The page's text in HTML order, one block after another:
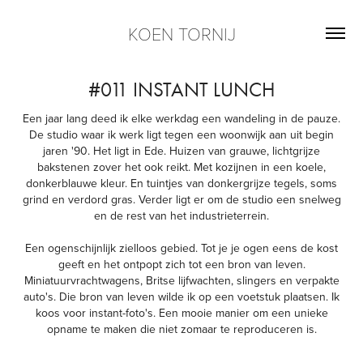
KOEN TORNIJ
#011 INSTANT LUNCH
Een jaar lang deed ik elke werkdag een wandeling in de pauze.
De studio waar ik werk ligt tegen een woonwijk aan uit begin
jaren '90. Het ligt in Ede. Huizen van grauwe, lichtgrijze
bakstenen zover het ook reikt. Met kozijnen in een koele,
donkerblauwe kleur. En tuintjes van donkergrijze tegels, soms
grind en verdord gras. Verder ligt er om de studio een snelweg
en de rest van het industrieterrein.
Een ogenschijnlijk zielloos gebied. Tot je je ogen eens de kost
geeft en het ontpopt zich tot een bron van leven.
Miniatuurvrachtwagens, Britse lijfwachten, slingers en verpakte
auto's. Die bron van leven wilde ik op een voetstuk plaatsen. Ik
koos voor instant-foto's. Een mooie manier om een unieke
opname te maken die niet zomaar te reproduceren is.